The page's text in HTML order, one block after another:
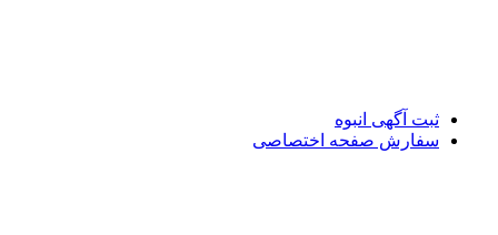
آگهی انبوه
صفحه اختصاصی